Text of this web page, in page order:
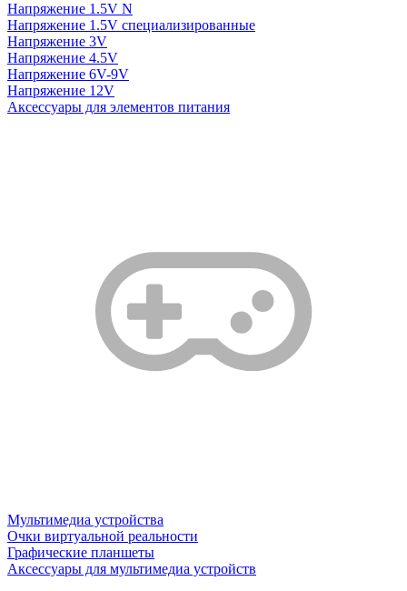
Напряжение 1.5V N
Напряжение 1.5V специализированные
Напряжение 3V
Напряжение 4.5V
Напряжение 6V-9V
Напряжение 12V
Аксессуары для элементов питания
Мультимедиа устройства
Очки виртуальной реальности
Графические планшеты
Аксессуары для мультимедиа устройств